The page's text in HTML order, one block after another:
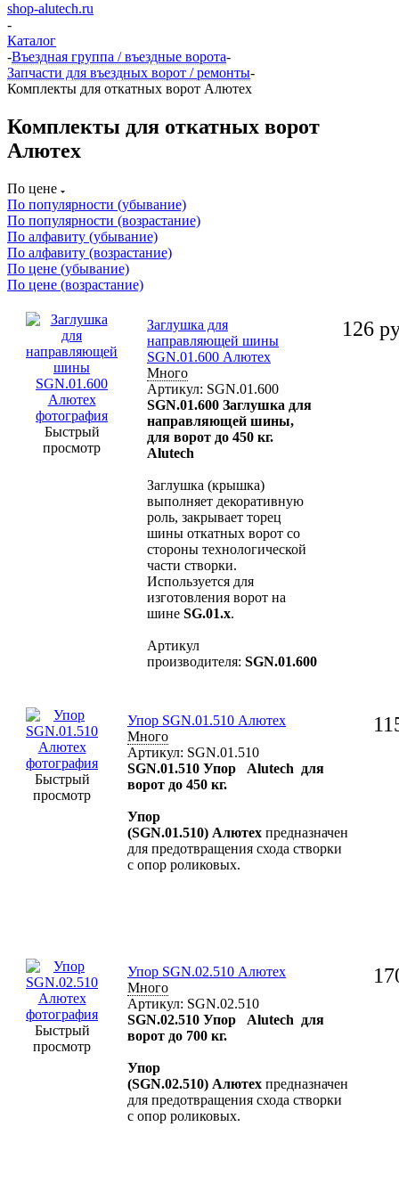
shop-alutech.ru
-
Каталог
-Въездная группа / въездные ворота-
Запчасти для въездных ворот / ремонты-
Комплекты для откатных ворот Алютех
Комплекты для откатных ворот
Алютех
По цене
По популярности (убывание)
По популярности (возрастание)
По алфавиту (убывание)
По алфавиту (возрастание)
По цене (убывание)
По цене (возрастание)
Быстрый
просмотр
Заглушка для
направляющей шины
SGN.01.600 Алютех
Много
Артикул: SGN.01.600
SGN.01.600 Заглушка для
направляющей шины,
для ворот до 450 кг.
Alutech
Заглушка (крышка)
выполняет декоративную
роль, закрывает торец
шины откатных ворот со
стороны технологической
части створки.
Используется для
изготовления ворот на
шине SG.01.x.
Артикул
производителя: SGN.01.600
126
Быстрый
просмотр
Упор SGN.01.510 Алютех
Много
Артикул: SGN.01.510
SGN.01.510 Упор Alutech для
ворот до 450 кг.
Упор
(SGN.01.510) Алютех предназначен
для предотвращения схода створки
с опор роликовых.
Быстрый
просмотр
Упор SGN.02.510 Алютех
Много
Артикул: SGN.02.510
SGN.02.510 Упор Alutech для
ворот до 700 кг.
Упор
(SGN.02.510) Алютех предназначен
для предотвращения схода створки
с опор роликовых.